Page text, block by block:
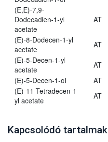
(E,E)-7,9-
Dodecadien-1-yl
acetate
AT
(E)-8-Dodecen-1-yl
acetate
AT
(E)-5-Decen-1-yl
acetate
AT
(E)-5-Decen-1-ol
AT
(E)-11-Tetradecen-1-
yl acetate
AT
Kapcsolódó tartalmak